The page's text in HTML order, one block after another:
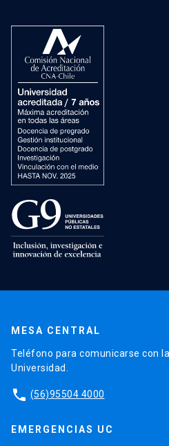
MESA CENTRAL
Teléfono para comunicarse con
Universidad.
phone (56)95504 4000
EMERGENCIAS UC